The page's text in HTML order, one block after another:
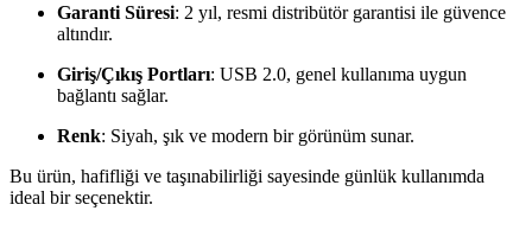
Garanti Süresi: 2 yıl, resmi distribütör garantisi ile güvence
altındır.
Giriş/Çıkış Portları: USB 2.0, genel kullanıma uygun
bağlantı sağlar.
Renk: Siyah, şık ve modern bir görünüm sunar.
Bu ürün, hafifliği ve taşınabilirliği sayesinde günlük kullanımda
ideal bir seçenektir.